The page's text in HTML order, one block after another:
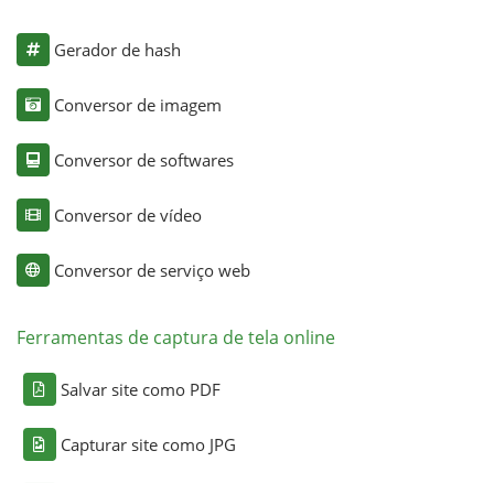
Gerador de hash
Conversor de imagem
Conversor de softwares
Conversor de vídeo
Conversor de serviço web
Ferramentas de captura de tela online
Salvar site como PDF
Capturar site como JPG